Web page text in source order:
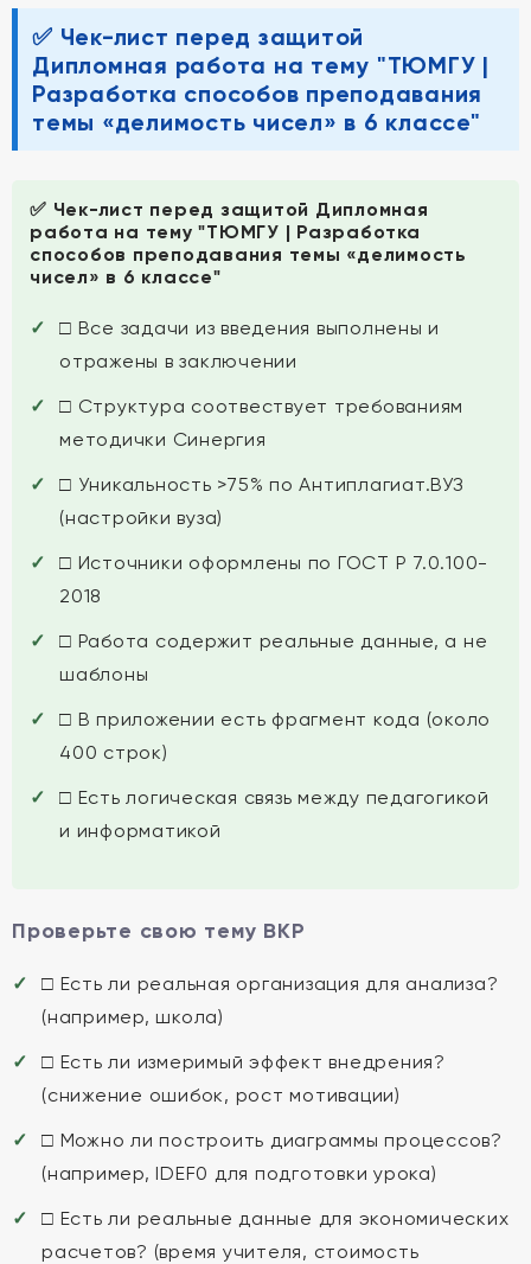
✅ Чек-лист перед защитой
Дипломная работа на тему "ТЮМГУ |
Разработка способов преподавания
темы «делимость чисел» в 6 классе"
✅ Чек-лист перед защитой Дипломная
работа на тему "ТЮМГУ | Разработка
способов преподавания темы «делимость
чисел» в 6 классе"
□ Все задачи из введения выполнены и
отражены в заключении
□ Структура соотвествует требованиям
методички Синергия
□ Уникальность >75% по Антиплагиат.ВУЗ
(настройки вуза)
□ Источники оформлены по ГОСТ Р 7.0.100-
2018
□ Работа содержит реальные данные, а не
шаблоны
□ В приложении есть фрагмент кода (около
400 строк)
□ Есть логическая связь между педагогикой
и информатикой
Проверьте свою тему ВКР
□ Есть ли реальная организация для анализа?
(например, школа)
□ Есть ли измеримый эффект внедрения?
(снижение ошибок, рост мотивации)
□ Можно ли построить диаграммы процессов?
(например, IDEF0 для подготовки урока)
□ Есть ли реальные данные для экономических
расчетов? (время учителя, стоимость